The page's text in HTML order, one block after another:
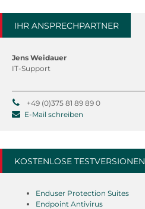
IHR ANSPRECHPARTNER
Jens Weidauer
IT-Support
+49 (0)375 81 89 89 0
E-Mail schreiben
KOSTENLOSE TESTVERSIONEN
Enduser Protection Suites
Endpoint Antivirus